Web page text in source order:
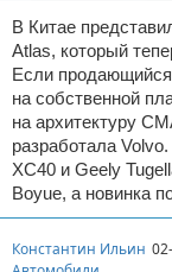
В Китае
Atlas, который
Если продающийся
на собственной
на архитектуру
разработала
XC40 и Geely
Boyue, а новинка
Константин Ильин